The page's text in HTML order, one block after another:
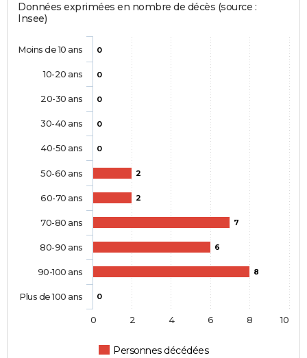
Données exprimées en nombre de décès (source :
Insee)
0
0
0
0
0
2
2
7
6
8
0
Personnes décédées
Moins de 10 ans
10-20 ans
20-30 ans
30-40 ans
40-50 ans
50-60 ans
60-70 ans
70-80 ans
80-90 ans
90-100 ans
Plus de 100 ans
0 2 4 6 8 10